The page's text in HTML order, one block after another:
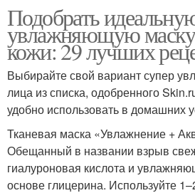
Подобрать
увлажняющую маску
кожи: 29 лучших
Выбирайте свой вариант супер
лица из списка, одобренного
удобно использовать в домашних
Тканевая маска «Увлажнение +
Обещанный в названии взрыв
гиалуроновая кислота и
основе глицерина. Используйте